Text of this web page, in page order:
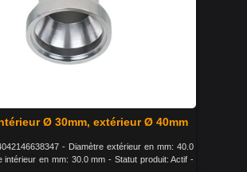
Ø 30mm, extérieur Ø 40mm
- Diamètre extérieur en mm: 40.0
intérieur en mm: 30.0 mm - Statut produit: Actif -